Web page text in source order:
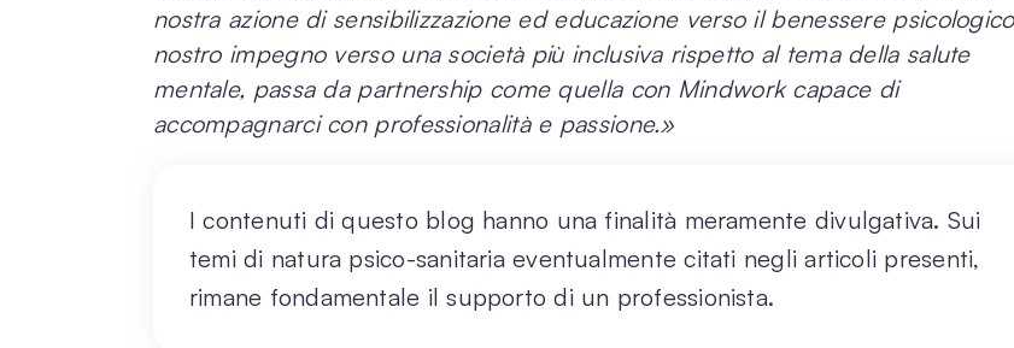
nostra azione di sensibilizzazione ed educazione verso il benessere
nostro impegno verso una società più inclusiva rispetto al tema della salute
mentale, passa da partnership come quella con Mindwork capace di
accompagnarci con professionalità e passione.»
I contenuti di questo blog hanno una finalità meramente divulgativa. Sui
temi di natura psico-sanitaria eventualmente citati negli articoli presenti,
rimane fondamentale il supporto di un professionista.